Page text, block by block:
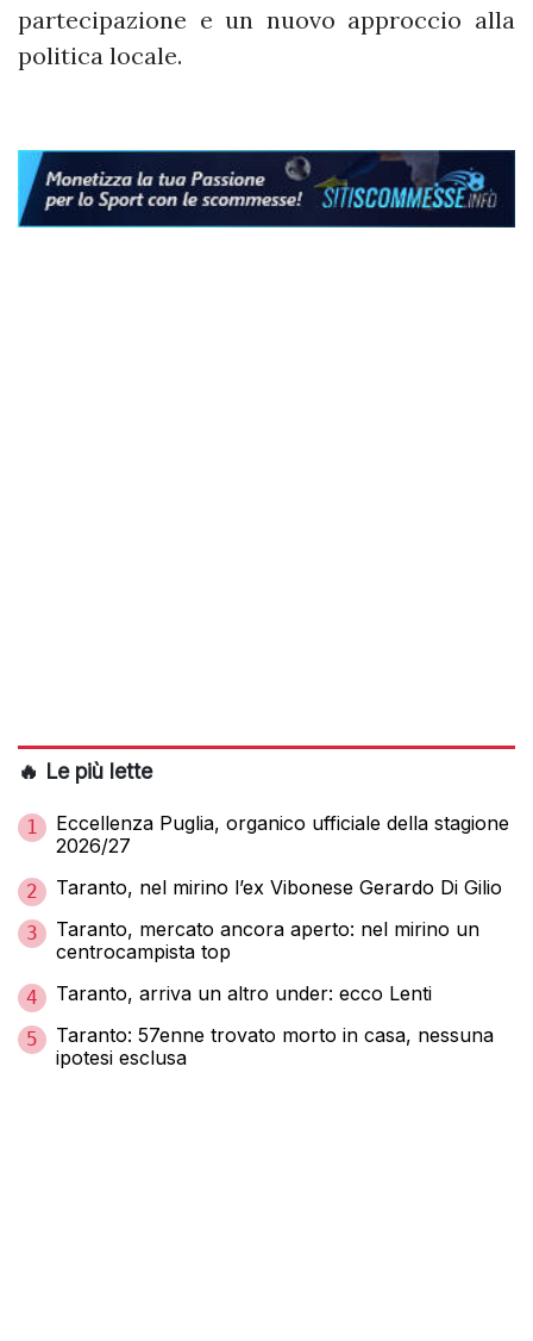
partecipazione e un nuovo approccio alla
politica locale.
🔥 Le più lette
1
Eccellenza Puglia, organico ufficiale della stagione
2026/27
2 Taranto, nel mirino l’ex Vibonese Gerardo Di Gilio
3
Taranto, mercato ancora aperto: nel mirino un
centrocampista top
4 Taranto, arriva un altro under: ecco Lenti
5
Taranto: 57enne trovato morto in casa, nessuna
ipotesi esclusa